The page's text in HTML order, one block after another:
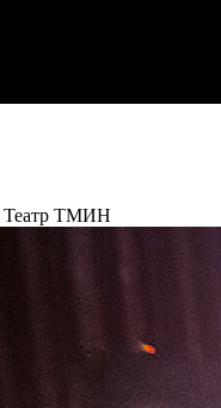
Театр ТМИН